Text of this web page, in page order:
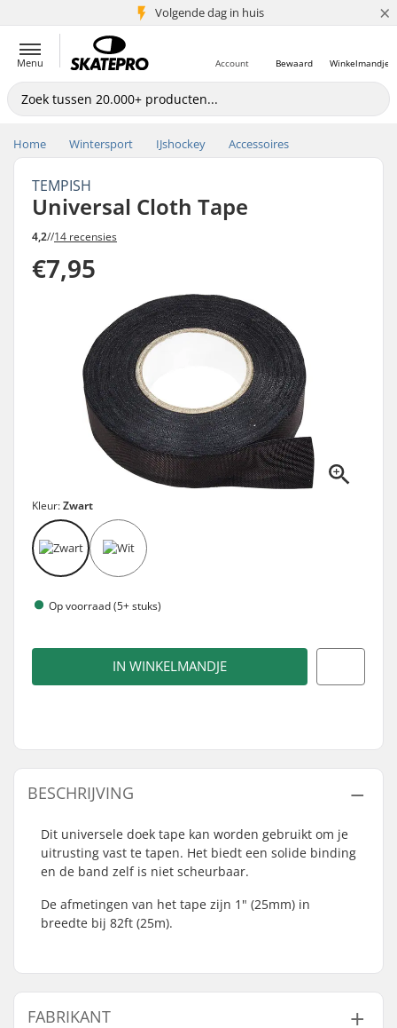
Volgende dag in huis
5+ mln. klanten ×
Menu Winkelmandje
Bewaard
Account
Home Wintersport IJshockey Accessoires
TEMPISH
Universal Cloth Tape
4,2//14 recensies
€7,95
Kleur:Zwart
Op voorraad (5+ stuks)
IN WINKELMANDJE
BESCHRIJVING
Dit universele doek tape kan worden gebruikt om je
uitrusting vast te tapen. Het biedt een solide binding
en de band zelf is niet scheurbaar.
De afmetingen van het tape zijn 1" (25mm) in
breedte bij 82ft (25m).
FABRIKANT